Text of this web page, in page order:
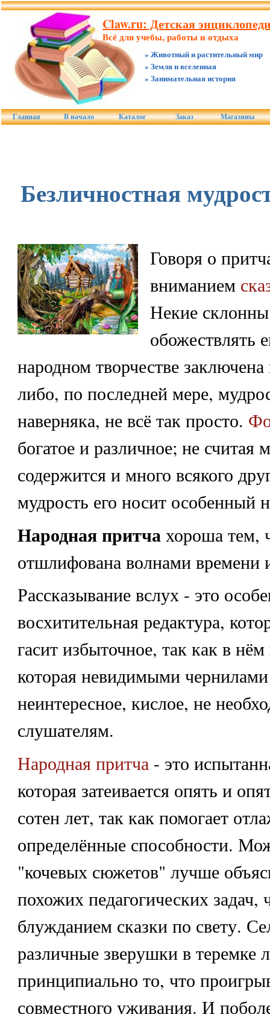
Claw.ru: Детская
Всё для учебы, работы и отдыха
» Животный и растительный мир
» Земля и вселенная
» Занимательная история
Главная В начало Каталог Заказ Магазины
Безличностная
Говоря о
вниманием
Некие
обожествлять
народном творчестве
либо, по последней мере,
наверняка, не всё так просто.
богатое и различное; не считая
содержится и много всякого
мудрость его носит особенный
Народная притча хороша тем,
отшлифована волнами времени
Рассказывание вслух - это
восхитительная редактура,
гасит избыточное, так как в
которая невидимыми
неинтересное, кислое, не
слушателям.
Народная притча- это
которая затеивается опять и
сотен лет, так как помогает
определённые способности.
"кочевых сюжетов" лучше
похожих педагогических задач,
блужданием сказки по свету.
различные зверушки в теремке
принципиально то, что
совместного уживания. И